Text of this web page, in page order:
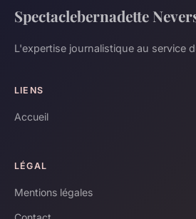
Spectaclebernadette
L'expertise journalistique au service
LIENS
Accueil
LÉGAL
Mentions légales